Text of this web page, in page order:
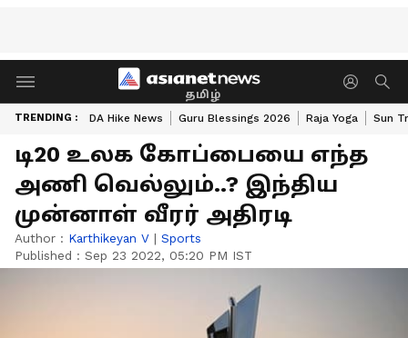
தமிழ்
TRENDING : DA Hike News Guru Blessings 2026 Raja Yoga Sun
டி20 உலக கோப்பையை எந்த
அணி வெல்லும்..? இந்திய
முன்னாள் வீரர் அதிரடி
Author : Karthikeyan V | Sports
Published : Sep 23 2022, 05:20 PM IST